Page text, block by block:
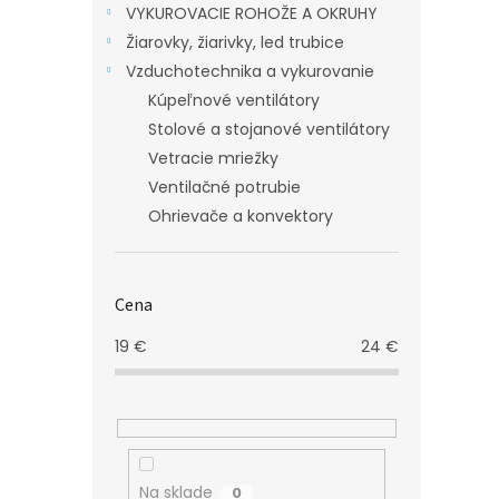
VYKUROVACIE ROHOŽE A OKRUHY
Žiarovky, žiarivky, led trubice
Vzduchotechnika a vykurovanie
Kúpeľnové ventilátory
Stolové a stojanové ventilátory
Vetracie mriežky
Ventilačné potrubie
Ohrievače a konvektory
Cena
19 € 24 €
Na sklade 0